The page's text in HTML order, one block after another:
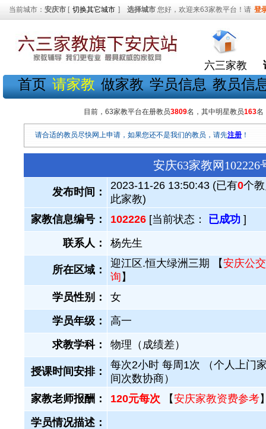
当前城市： 安庆市 [ 切换其它城市 ] 选择城市 您好，欢迎来63家教平台！请 登
六三家教
首页 请家教 做家教 学员信息 教员信
目前，63家教平台在册教员3809名，其中明星教员163名
请合适的教员尽快网上申请，如果您还不是我们的教员，请先注册 ！
安庆63家教网
发布时间：
2023-11-26 13:50:43 (已有0个
此家教)
家教信息编号：
102226 [当前状态： 已成功 ]
联系人：
杨先生
所在区域：
迎江区.恒大绿洲三期 【安庆公
询 】
学员性别：
女
学员年级：
高一
求教学科：
物理（成绩差）
授课时间安排：
每次2小时 每周1次 （个人上门
间次数协商）
家教老师报酬：
120元每次 【安庆家教资费参考
学员情况描述：